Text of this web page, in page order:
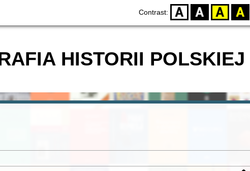
Contrast: D BW YB BY
HISTORII POLSKIEJ